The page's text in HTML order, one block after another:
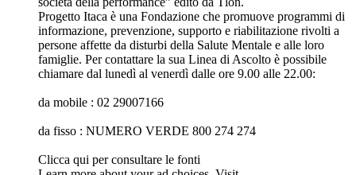
Progetto Itaca è una Fondazione che promuove programmi di
informazione, prevenzione, supporto e riabilitazione rivolti a
persone affette da disturbi della Salute Mentale e alle loro
famiglie. Per contattare la sua Linea di Ascolto è possibile
chiamare dal lunedì al venerdì dalle ore 9.00 alle 22.00:
da mobile : 02 29007166
da fisso : NUMERO VERDE 800 274 274
Clicca qui per consultare le fonti